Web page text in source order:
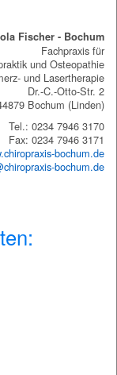
Fischer - Bochum
Fachpraxis für
und Osteopathie
und Lasertherapie
Dr.-C.-Otto-Str. 2
Bochum (Linden)
Tel.: 0234 7946 3170
Fax: 0234 7946 3171
bochum.de
bochum.de